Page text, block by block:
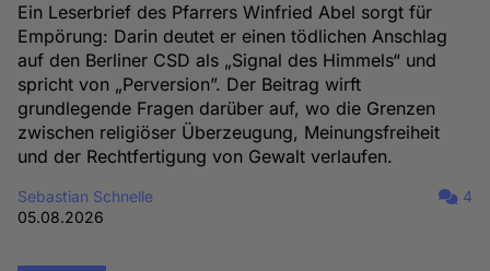
Ein Leserbrief des Pfarrers Winfried Abel sorgt für
Empörung: Darin deutet er einen tödlichen Anschlag
auf den Berliner CSD als „Signal des Himmels“ und
spricht von „Perversion”. Der Beitrag wirft
grundlegende Fragen darüber auf, wo die Grenzen
zwischen religiöser Überzeugung, Meinungsfreiheit
und der Rechtfertigung von Gewalt verlaufen.
Sebastian Schnelle
05.08.2026
4